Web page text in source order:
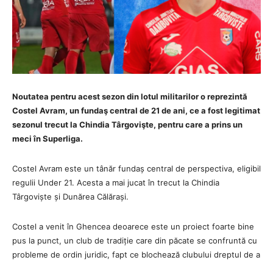
Noutatea pentru acest sezon din lotul militarilor o reprezintă
Costel Avram, un fundaş central de 21 de ani, ce a fost legitimat
sezonul trecut la Chindia Târgovişte, pentru care a prins un
meci în Superliga.
Costel Avram este un tânăr fundaș central de perspectiva, eligibil
regulii Under 21. Acesta a mai jucat în trecut la Chindia
Târgoviște și Dunărea Călărași.
Costel a venit în Ghencea deoarece este un proiect foarte bine
pus la punct, un club de tradiție care din păcate se confruntă cu
probleme de ordin juridic, fapt ce blochează clubului dreptul de a